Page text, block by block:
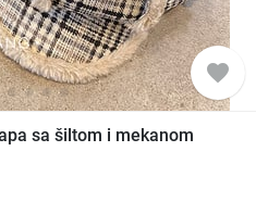
favorite
sa šiltom i mekanom